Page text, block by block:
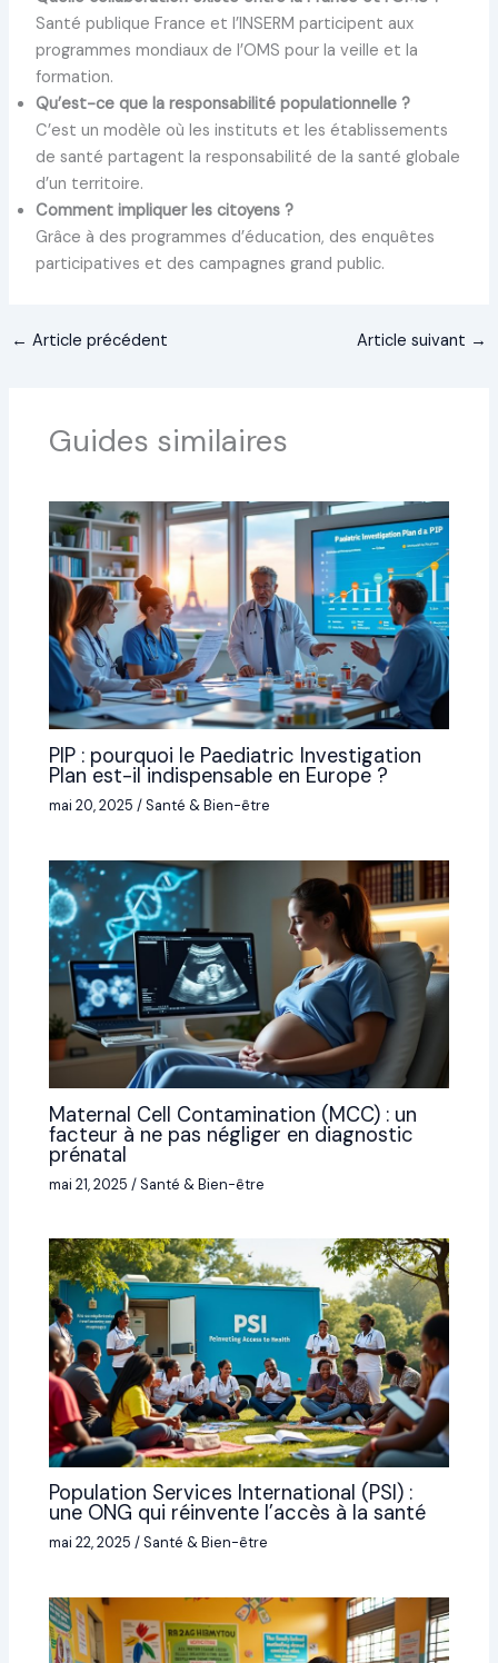
Santé publique France et l’INSERM participent aux
programmes mondiaux de l’OMS pour la veille et la
formation.
Qu’est-ce que la responsabilité populationnelle ?
C’est un modèle où les instituts et les établissements
de santé partagent la responsabilité de la santé globale
d’un territoire.
Comment impliquer les citoyens ?
Grâce à des programmes d’éducation, des enquêtes
participatives et des campagnes grand public.
← Article précédent Article suivant →
Guides similaires
PIP : pourquoi le Paediatric Investigation
Plan est-il indispensable en Europe ?
mai 20, 2025/Santé & Bien-être
Maternal Cell Contamination (MCC) : un
facteur à ne pas négliger en diagnostic
prénatal
mai 21, 2025/Santé & Bien-être
Population Services International (PSI) :
une ONG qui réinvente l’accès à la santé
mai 22, 2025/Santé & Bien-être